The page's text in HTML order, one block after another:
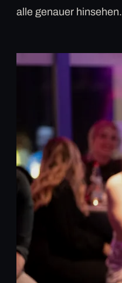
alle genauer hinsehen.